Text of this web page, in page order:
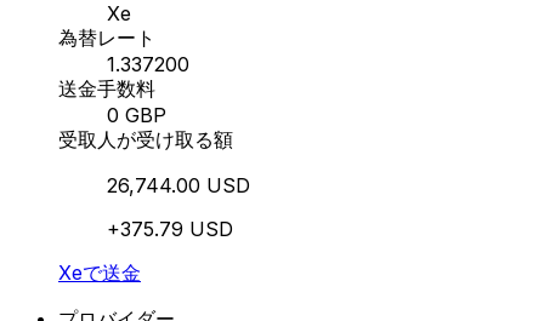
Xe
為替レート
1.337200
送金手数料
0 GBP
受取人が受け取る額
26,744.00 USD
+375.79 USD
Xeで送金